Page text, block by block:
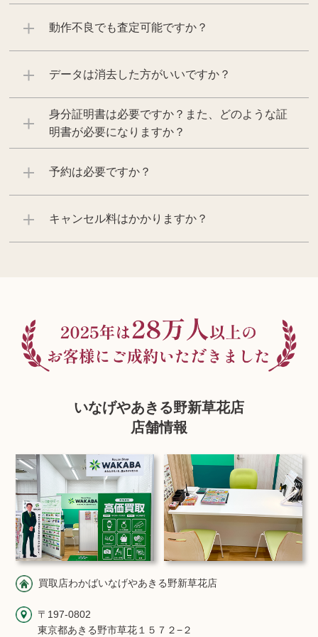
動作不良でも査定可能ですか？
データは消去した方がいいですか？
身分証明書は必要ですか？また、どのような証
明書が必要になりますか？
予約は必要ですか？
キャンセル料はかかりますか？
いなげやあきる野新草花店
店舗情報
買取店わかばいなげやあきる野新草花店
〒197-0802
東京都あきる野市草花１５７２−２